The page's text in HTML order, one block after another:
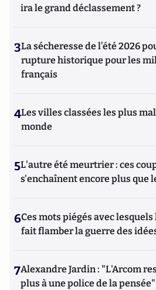
ira le grand déclassement ?
3La sécheresse de l’été 2026
rupture historique pour les
français
4Les villes classées les plus
monde
5L'autre été meurtrier : ces
s'enchaînent encore plus que
6Ces mots piégés avec
fait flamber la guerre des
7Alexandre Jardin : "L'Arcom
plus à une police de la pensée"